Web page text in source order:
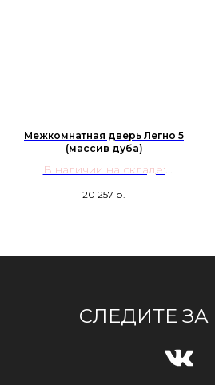
Межкомнатная дверь Легно 5
(массив дуба)
В наличии на складе:
20 257 р.
СЛЕДИТЕ